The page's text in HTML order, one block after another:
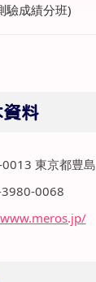
驗成績分班)
料
東京都豊
0068